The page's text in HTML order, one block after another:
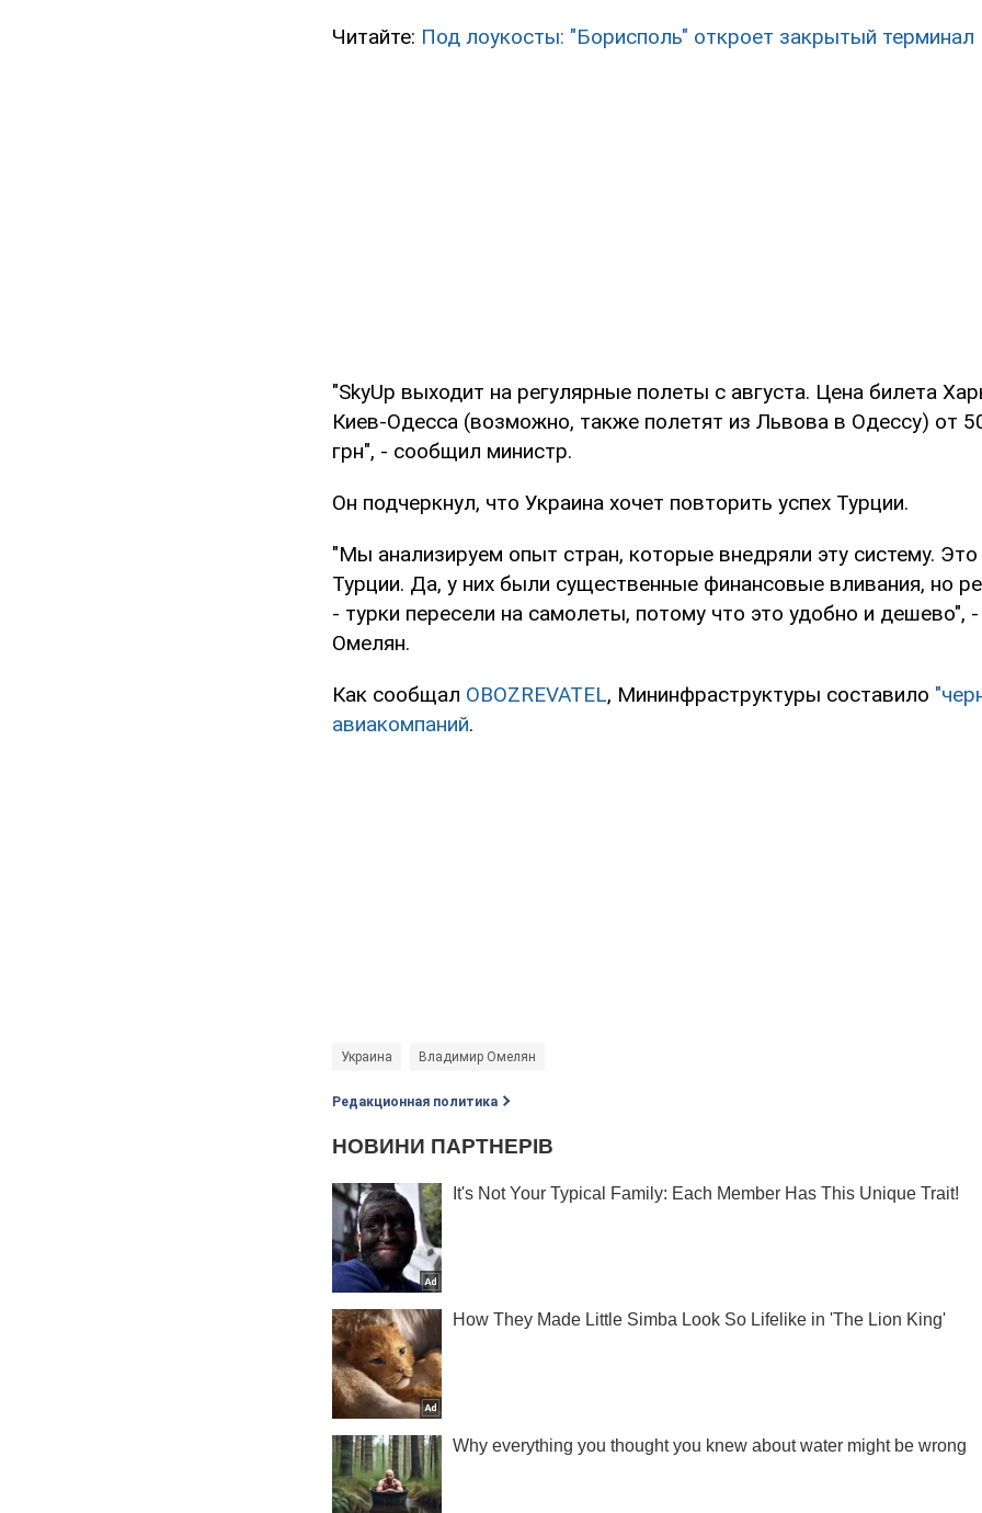
Читайте: Под лоукосты: "Борисполь" откроет закрытый терминал
"SkyUp выходит на регулярные полеты с августа. Цена билета
Киев-Одесса (возможно, также полетят из Львова в Одессу) от
грн", - сообщил министр.
Он подчеркнул, что Украина хочет повторить успех Турции.
"Мы анализируем опыт стран, которые внедряли эту систему.
Турции. Да, у них были существенные финансовые вливания, но
- турки пересели на самолеты, потому что это удобно и дешево",
Омелян.
Как сообщал OBOZREVATEL, Мининфраструктуры составило
авиакомпаний.
Украина Владимир Омелян
Редакционная политика